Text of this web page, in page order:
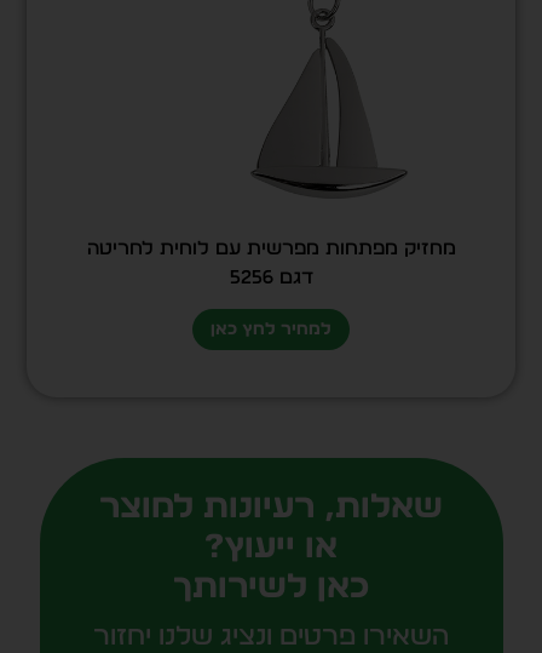
מחזיק מפתחות מפרשית עם לוחית לחריטה
דגם 5256
למחיר לחץ כאן
שאלות, רעיונות למוצר
או ייעוץ?
כאן לשירותך
השאירו פרטים ונציג שלנו יחזור